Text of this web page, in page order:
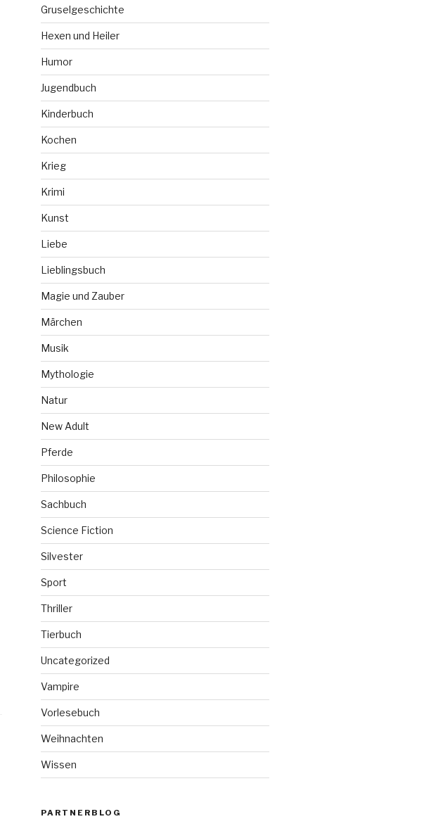
Gruselgeschichte
Hexen und Heiler
Humor
Jugendbuch
Kinderbuch
Kochen
Krieg
Krimi
Kunst
Liebe
Lieblingsbuch
Magie und Zauber
Märchen
Musik
Mythologie
Natur
New Adult
Pferde
Philosophie
Sachbuch
Science Fiction
Silvester
Sport
Thriller
Tierbuch
Uncategorized
Vampire
Vorlesebuch
Weihnachten
Wissen
PARTNERBLOG